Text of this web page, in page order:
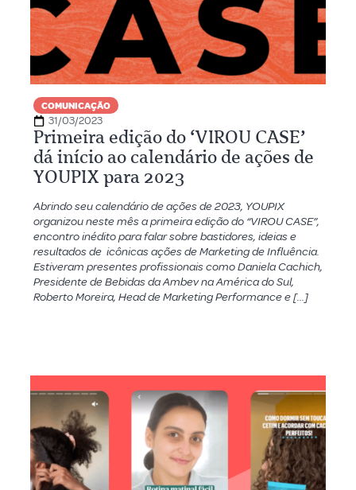
COMUNICAÇÃO
31/03/2023
Primeira edição do ‘VIROU CASE’
dá início ao calendário de ações de
YOUPIX para 2023
Abrindo seu calendário de ações de 2023, YOUPIX
organizou neste mês a primeira edição do “VIROU CASE”,
encontro inédito para falar sobre bastidores, ideias e
resultados de icônicas ações de Marketing de Influência.
Estiveram presentes profissionais como Daniela Cachich,
Presidente de Bebidas da Ambev na América do Sul,
Roberto Moreira, Head de Marketing Performance e […]